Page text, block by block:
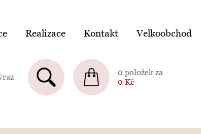
Realizace Kontakt Velkoobchod
0 položek za
0 Kč